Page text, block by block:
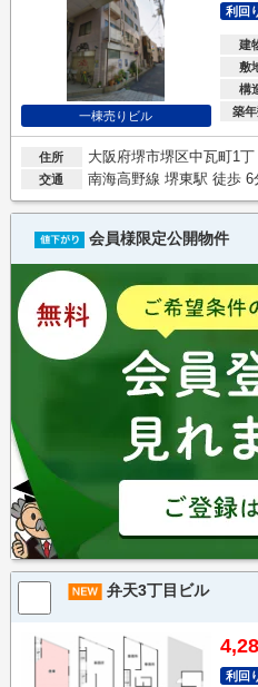
一棟売りビル
利回
建
敷
構
築
住所 大阪府堺市堺区中瓦町1丁
交通 南海高野線 堺東駅 徒歩 6
会員様限定公開物件
弁天3丁目ビル
利回